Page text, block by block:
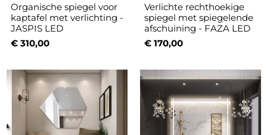
Organische spiegel voor
kaptafel met verlichting -
JASPIS LED
€ 310,00
Verlichte rechthoekige
spiegel met spiegelende
afschuining - FAZA LED
€ 170,00